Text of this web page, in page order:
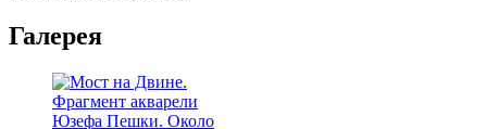
Галерея